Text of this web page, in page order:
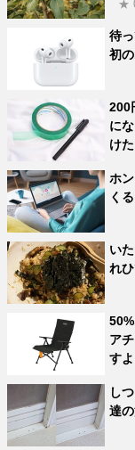
★
待
初
200
に
けた
ホ
く
い
れ
ア
すよ
し
達